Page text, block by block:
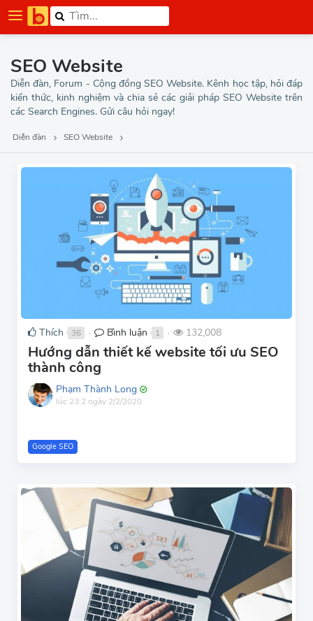
SEO Website
Diễn đàn, Forum - Cộng đồng SEO Website. Kênh học tập, hỏi đáp
kiến thức, kinh nghiệm và chia sẻ các giải pháp SEO Website trên
các Search Engines. Gửi câu hỏi ngay!
Diễn đàn SEO Website
Thích 36 ● Bình luận 1 ● 132,008
Hướng dẫn thiết kế website tối ưu SEO
thành công
Phạm Thành Long
lúc 23:2 ngày 2/2/2020
Google SEO